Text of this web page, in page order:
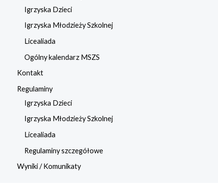
Igrzyska Dzieci
Igrzyska Młodzieży Szkolnej
Licealiada
Ogólny kalendarz MSZS
Kontakt
Regulaminy
Igrzyska Dzieci
Igrzyska Młodzieży Szkolnej
Licealiada
Regulaminy szczegółowe
Wyniki / Komunikaty